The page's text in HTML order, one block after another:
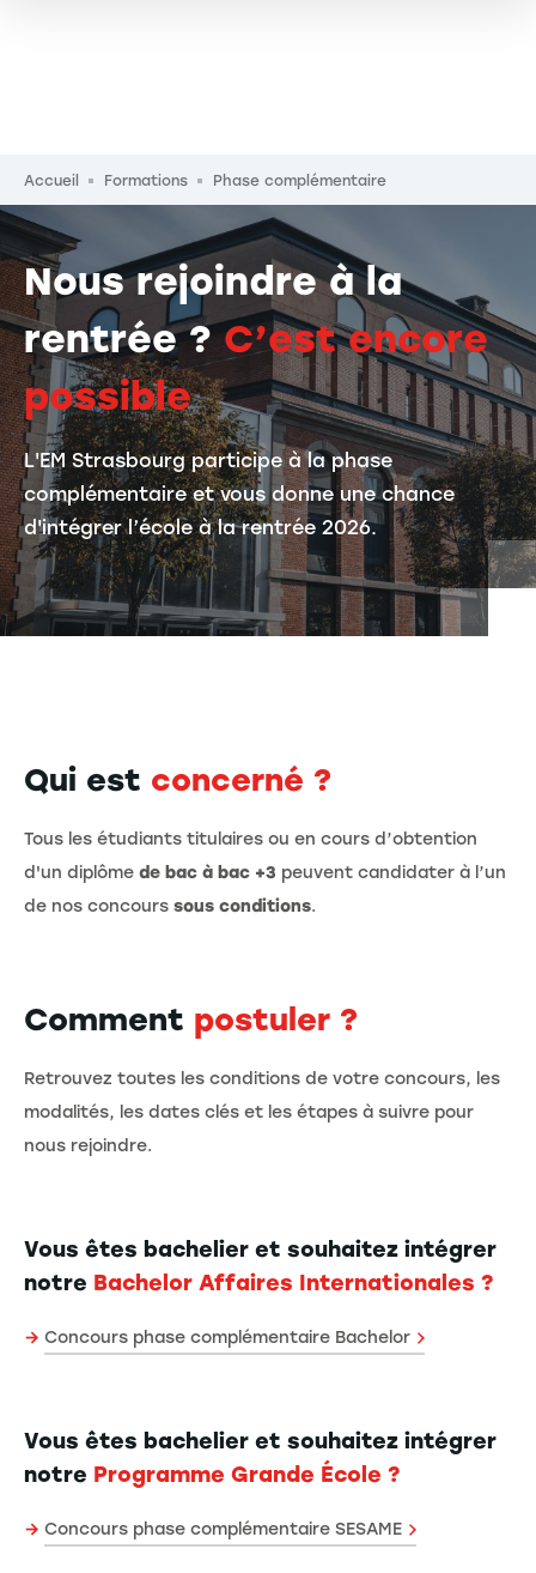
Fil d'Ariane
Accueil Formations Phase complémentaire
Nous rejoindre à la
rentrée ?C’est encore
possible
L'EM Strasbourg participe à la phase
complémentaire et vous donne une chance
d'intégrer l’école à la rentrée 2026.
Qui est concerné ?
Tous les étudiants titulaires ou en cours d’obtention
d'un diplôme de bac à bac +3 peuvent candidater à l’un
de nos concours sous conditions.
Comment postuler ?
Retrouvez toutes les conditions de votre concours, les
modalités, les dates clés et les étapes à suivre pour
nous rejoindre.
Vous êtes bachelier et souhaitez intégrer
notre Bachelor Affaires Internationales ?
→ Concours phase complémentaire Bachelor
Vous êtes bachelier et souhaitez intégrer
notre Programme Grande École ?
→ Concours phase complémentaire SESAME